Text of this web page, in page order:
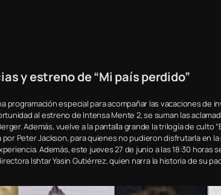
y estreno de “Mi país perdido”
programación especial para acompañar las vacaciones de
al estreno de Intensa Mente 2, se suman las
Además, vuelve a la pantalla grande la trilogía de culto
por Peter Jackson, para quienes no pudieron disfrutarla en
Además, este jueves 27 de junio a las 18:30 horas
Ishtar Yasin Gutiérrez, quien narra la historia de su